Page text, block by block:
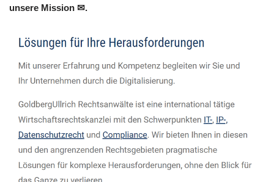
unsere Mission ✉.